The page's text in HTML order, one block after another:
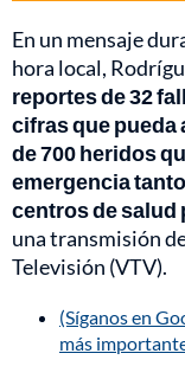
En un mensaje
hora local,
reportes de 32
cifras que pueda
de 700 heridos
emergencia
centros de
una transmisión
Televisión (VTV).
(Síganos en
más